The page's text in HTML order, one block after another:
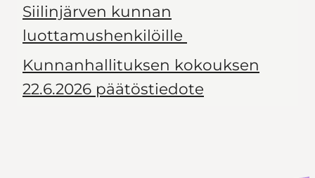
Siilinjärven kunnan
luottamushenkilöille
Kunnanhallituksen kokouksen
22.6.2026 päätöstiedote